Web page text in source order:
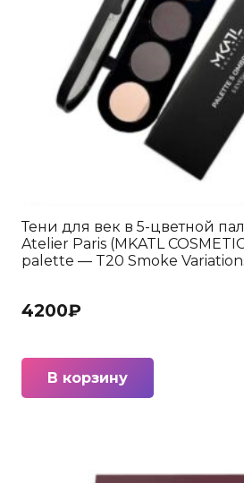
Тени для век в 5-цветной
Atelier Paris (MKATL
palette — T20 Smoke
4200₽
В корзину